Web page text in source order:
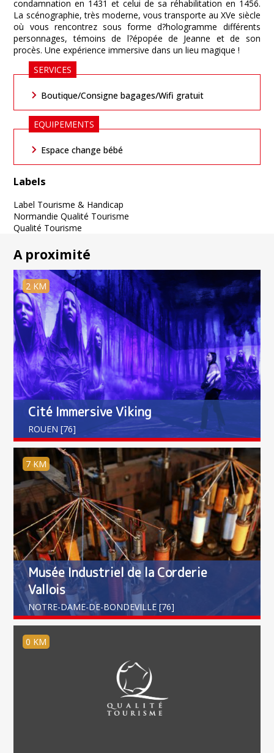
condamnation en 1431 et celui de sa réhabilitation en 1456.
La scénographie, très moderne, vous transporte au XVe siècle
où vous rencontrez sous forme d?hologramme différents
personnages, témoins de l?épopée de Jeanne et de son
procès. Une expérience immersive dans un lieu magique !
SERVICES
Boutique/Consigne bagages/Wifi gratuit
EQUIPEMENTS
Espace change bébé
Labels
Label Tourisme & Handicap
Normandie Qualité Tourisme
Qualité Tourisme
A proximité
2 KM
Cité Immersive Viking
ROUEN [76]
7 KM
Musée Industriel de la Corderie
Vallois
NOTRE-DAME-DE-BONDEVILLE [76]
0 KM